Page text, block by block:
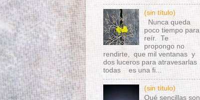
(sin título)
Nunca queda
poco tiempo para
reír. Te
propongo no
rendirte, que mil ventanas y
dos luceros para atravesarlas
todas es una fi...
(sin título)
Qué sencillas son